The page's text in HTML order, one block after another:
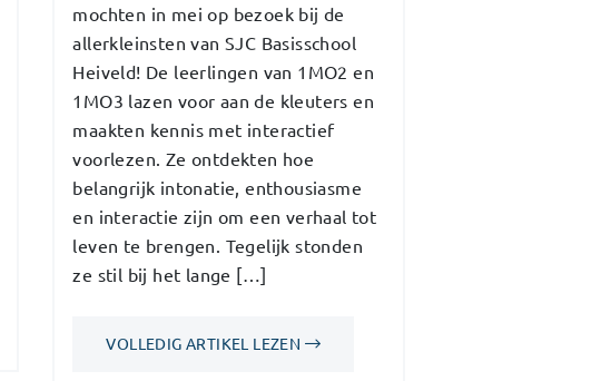
mochten in mei op bezoek bij de
allerkleinsten van SJC Basisschool
Heiveld! De leerlingen van 1MO2 en
1MO3 lazen voor aan de kleuters en
maakten kennis met interactief
voorlezen. Ze ontdekten hoe
belangrijk intonatie, enthousiasme
en interactie zijn om een verhaal tot
leven te brengen. Tegelijk stonden
ze stil bij het lange […]
VOLLEDIG ARTIKEL LEZEN